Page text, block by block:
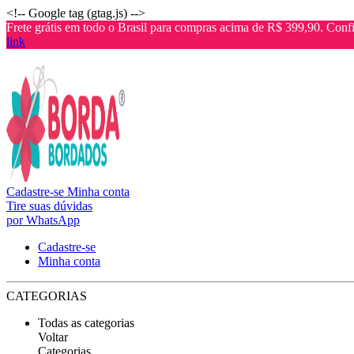
<!-- Google tag (gtag.js) -->
Frete grátis em todo o Brasil para compras acima de R$ 399,90.
link
Cadastre-se Minha conta
Tire suas dúvidas
por WhatsApp
Cadastre-se
Minha conta
CATEGORIAS
Todas as categorias
Voltar
Categorias